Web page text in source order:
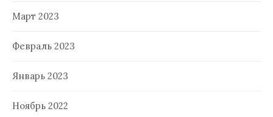
Март 2023
Февраль 2023
Январь 2023
Ноябрь 2022